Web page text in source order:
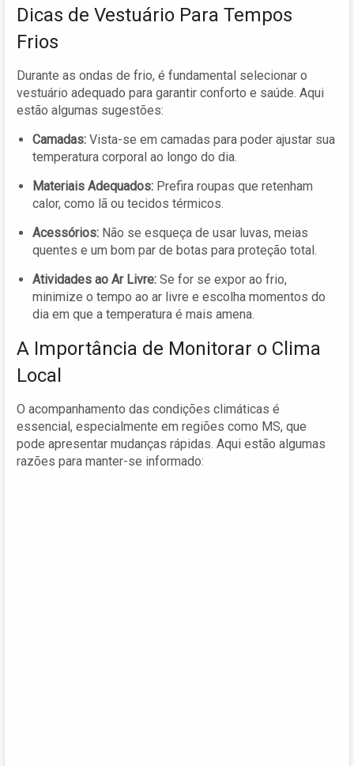
Dicas de Vestuário Para Tempos
Frios
Durante as ondas de frio, é fundamental selecionar o
vestuário adequado para garantir conforto e saúde. Aqui
estão algumas sugestões:
Camadas: Vista-se em camadas para poder ajustar sua
temperatura corporal ao longo do dia.
Materiais Adequados: Prefira roupas que retenham
calor, como lã ou tecidos térmicos.
Acessórios: Não se esqueça de usar luvas, meias
quentes e um bom par de botas para proteção total.
Atividades ao Ar Livre: Se for se expor ao frio,
minimize o tempo ao ar livre e escolha momentos do
dia em que a temperatura é mais amena.
A Importância de Monitorar o Clima
Local
O acompanhamento das condições climáticas é
essencial, especialmente em regiões como MS, que
pode apresentar mudanças rápidas. Aqui estão algumas
razões para manter-se informado: